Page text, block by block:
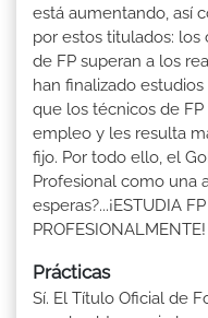
está aumentando, así
por estos titulados: los
de FP superan a los
han finalizado
que los técnicos de
empleo y les resulta
fijo. Por todo ello, el
Profesional como una
esperas?...¡ESTUDIA
PROFESIONALMENTE!
Prácticas
Sí. El Título Oficial de